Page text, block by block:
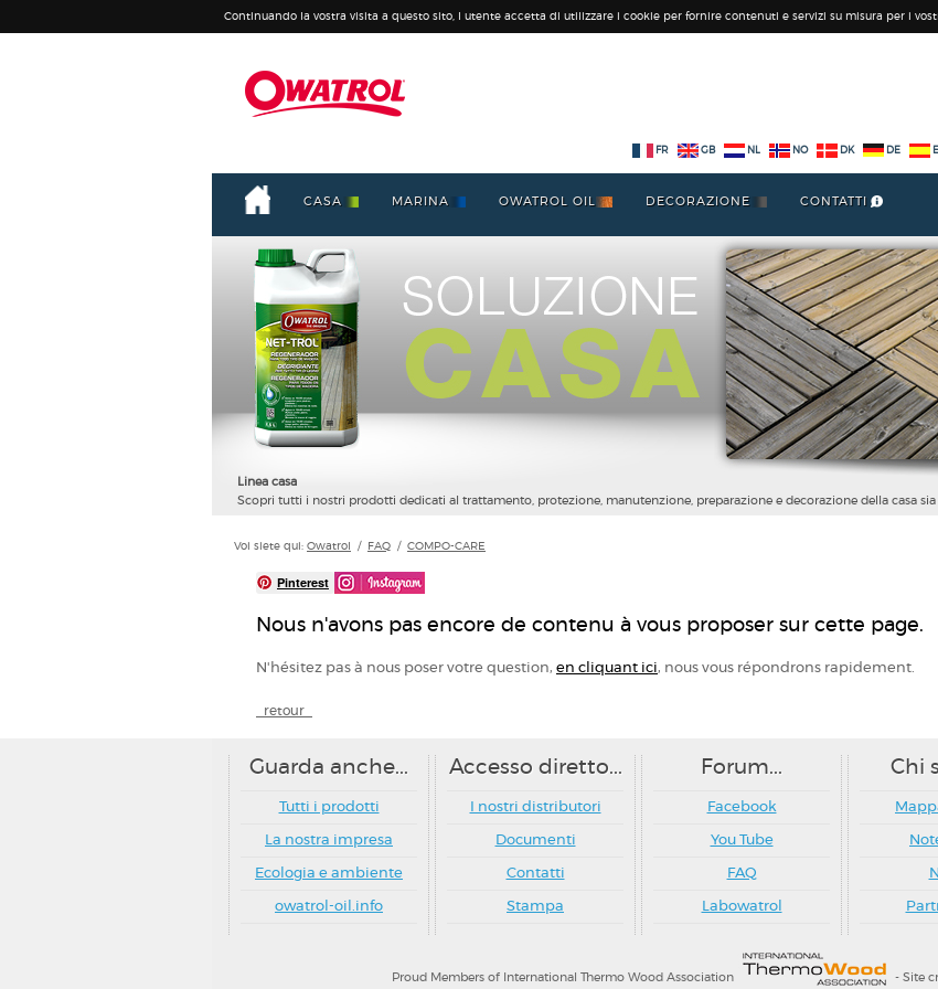
Continuando la vostra visita a questo sito, l utente accetta di utilizzare i cookie per fornire contenuti e servizi su misura per i
FR GB NL NO DK DE
CASA MARINA OWATROL OIL DECORAZIONE CONTATTI
Linea casa
Scopri tutti i nostri prodotti dedicati al trattamento, protezione, manutenzione, preparazione e decorazione della casa
Voi siete qui: Owatrol / FAQ / COMPO-CARE
Pinterest
Nous n'avons pas encore de contenu à vous proposer sur cette page.
N'hésitez pas à nous poser votre question, en cliquant ici, nous vous répondrons rapidement.
_retour_
Guarda anche...
Tutti i prodotti
La nostra impresa
Ecologia e ambiente
owatrol-oil.info
Accesso diretto...
I nostri distributori
Documenti
Contatti
Stampa
Forum...
Facebook
You Tube
FAQ
Labowatrol
Chi
Proud Members of International Thermo Wood Association - Site